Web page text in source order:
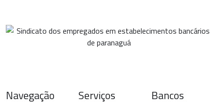
Navegação Serviços Bancos